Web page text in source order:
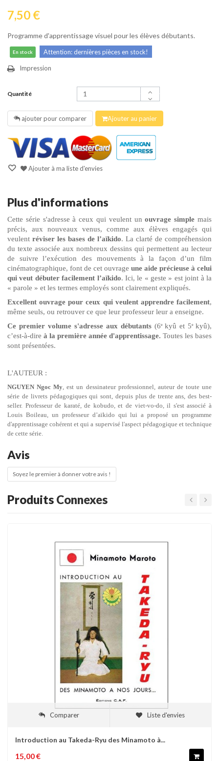
7,50 €
Programme d'apprentissage visuel pour les élèves débutants.
En stock Attention: dernières pièces en stock!
Impression
Quantité
ajouter pour comparer Ajouter au panier
Ajouter à ma liste d'envies
Plus d'informations
Cette série s'adresse à ceux qui veulent unouvrage simplemais
précis, aux nouveaux venus, comme aux élèves engagés qui
veulent réviser les bases de l’aïkido. La clarté de compréhension
du texte associée aux nombreux dessins qui permettent au lecteur
de suivre l’exécution des mouvements à la façon d’un film
cinématographique, font de cet ouvrage une aide précieuse à celui
qui veut débuter facilement l’aïkido. Ici, le « geste » est joint à la
« parole » et les termes employés sont clairement expliqués.
Excellent ouvrage pour ceux qui veulent apprendre facilement,
même seuls, ou retrouver ce que leur professeur leur a enseigne.
Ce premier volume s'adresse aux débutants (6e kyû et 5e kyû),
c’est-à-dire à la première année d'apprentissage. Toutes les bases
sont présentées.
L'AUTEUR :
NGUYEN Ngoc My , est un dessinateur professionnel, auteur de toute une
série de livrets pédagogiques qui sont, depuis plus de trente ans, des best-
seller. Professeur de karaté, de kobudo, et de viet-vo-do, il s'est associé à
Louis Boileau, un professeur d’aïkido qui lui a proposé un programme
d'apprentissage cohérent et qui a supervisé l'aspect pédagogique et technique
de cette série.
Avis
Soyez le premier à donner votre avis !
Produits Connexes
Comparer Liste d'envies
Introduction au Takeda-Ryu des Minamoto à...
15,00 €